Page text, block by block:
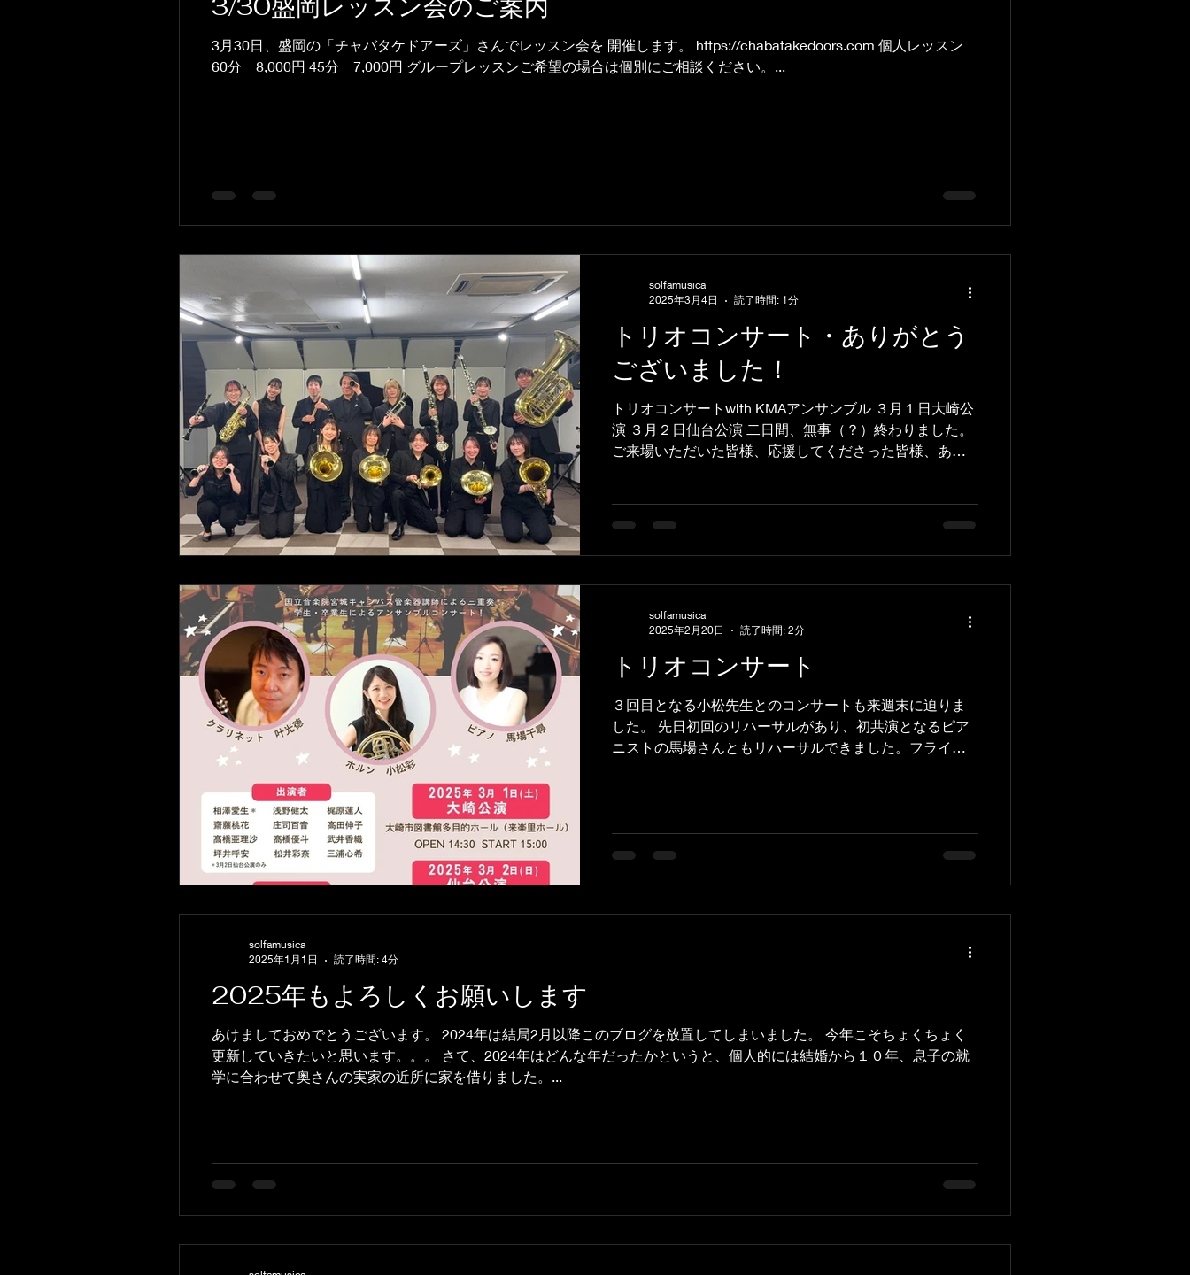
3月30日、盛岡の「チャバタケドアーズ」さんでレッスン会を 開催します。 https://chabatakedoors.com 個人レッスン
60分 8,000円 45分 7,000円 グループレッスンご希望の場合は個別にご相談ください。...
トリオコンサート・ありがとう
ございました！
トリオコンサートwith KMAアンサンブル ３月１日大崎公
演 ３月２日仙台公演 二日間、無事（？）終わりました。
ご来場いただいた皆様、応援してくださった皆様、あり
solfamusica
2025年3月4日
読了時間: 1分
トリオコンサート
３回目となる小松先生とのコンサートも来週末に迫りま
した。 先日初回のリハーサルがあり、初共演となるピア
ニストの馬場さんともリハーサルできました。フライヤ
solfamusica
2025年2月20日
読了時間: 2分
2025年もよろしくお願いします
あけましておめでとうございます。 2024年は結局2月以降このブログを放置してしまいました。 今年こそちょくちょく
更新していきたいと思います。。。 さて、2024年はどんな年だったかというと、個人的には結婚から１０年、息子の就
学に合わせて奥さんの実家の近所に家を借りました。...
solfamusica
2025年1月1日
読了時間: 4分